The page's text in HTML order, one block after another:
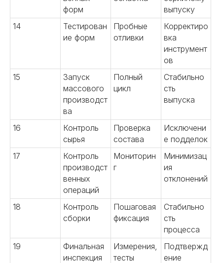
форм
выпуску
14
Тестирован
ие форм
Пробные
отливки
Корректиро
вка
инструмент
ов
15
Запуск
массового
производст
ва
Полный
цикл
Стабильно
сть
выпуска
16
Контроль
сырья
Проверка
состава
Исключени
е подделок
17
Контроль
производст
венных
операций
Мониторин
г
Минимизац
ия
отклонений
18
Контроль
сборки
Пошаговая
фиксация
Стабильно
сть
процесса
19
Финальная
инспекция
Измерения,
тесты
Подтвержд
ение